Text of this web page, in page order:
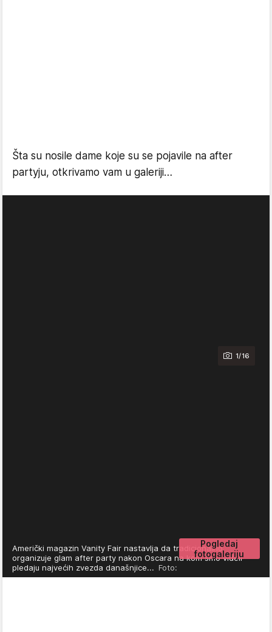
Šta su nosile dame koje su se pojavile na after
partyju, otkrivamo vam u galeriji…
1/16
Pogledaj
fotogaleriju
Američki magazin Vanity Fair nastavlja da tradicionalno
organizuje glam after party nakon Oscara na kom smo videli
pledaju najvećih zvezda današnjice... Foto: